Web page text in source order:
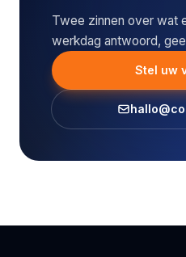
Twee zinnen over wat
werkdag antwoord,
Stel uw